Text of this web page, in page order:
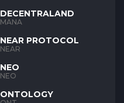
DECENTRALAND
MANA
NEAR PROTOCOL
NEAR
NEO
NEO
ONTOLOGY